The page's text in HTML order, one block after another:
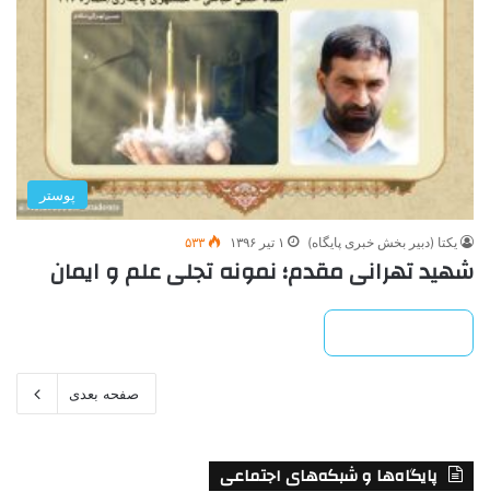
پوستر
یکتا (دبیر بخش خبری پایگاه) ۱ تیر ۱۳۹۶ ۵۳۳
شهید تهرانی مقدم؛ نمونه تجلی علم و ایمان
صفحه بعدی
پایگاه‌ها و شبکه‌های اجتماعی